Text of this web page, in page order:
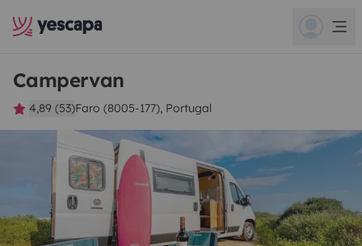
Campervan
4,89 (53)Faro (8005-177), Portugal